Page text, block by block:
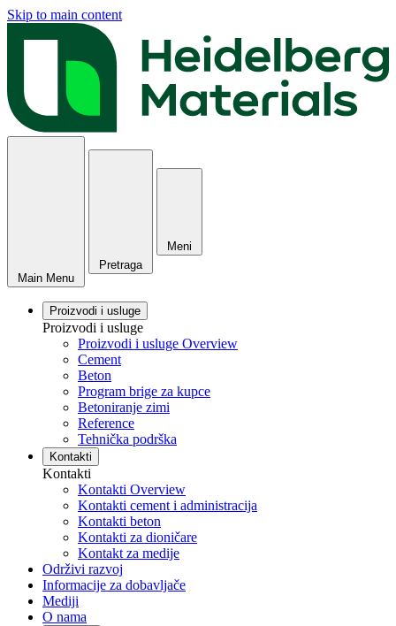
Skip to main content
Main Menu
Pretraga
Meni
Proizvodi i usluge
Proizvodi i usluge
Proizvodi i usluge Overview
Cement
Beton
Program brige za kupce
Betoniranje zimi
Reference
Tehnička podrška
Kontakti
Kontakti
Kontakti Overview
Kontakti cement i administracija
Kontakti beton
Kontakti za dioničare
Kontakt za medije
Održivi razvoj
Informacije za dobavljače
Mediji
O nama